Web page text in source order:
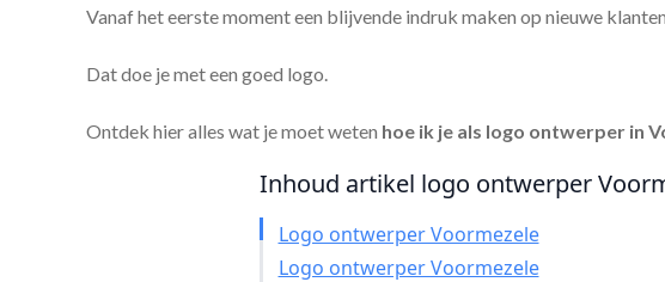
Vanaf het eerste moment een blijvende indruk maken op nieuwe
Dat doe je met een goed logo.
Ontdek hier alles wat je moet weten hoe ik je als logo ontwerper in
Inhoud artikel logo ontwerper
Logo ontwerper Voormezele
Logo ontwerper Voormezele